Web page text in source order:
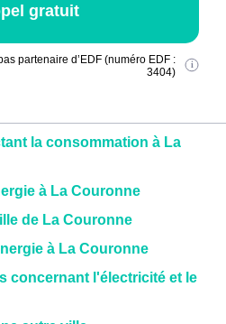
gratuit
partenaire d’EDF (numéro EDF :
3404)
la consommation à La
à La Couronne
de La Couronne
à La Couronne
concernant l'électricité et le